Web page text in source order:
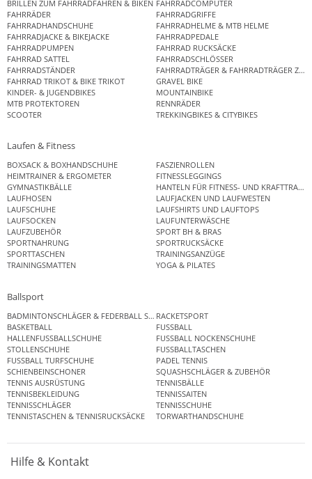
BRILLEN ZUM FAHRRADFAHREN & BIKEN FAHRRADCOMPUTER
FAHRRÄDER
FAHRRADGRIFFE
FAHRRADHANDSCHUHE
FAHRRADHELME & MTB HELME
FAHRRADJACKE & BIKEJACKE
FAHRRADPEDALE
FAHRRADPUMPEN
FAHRRAD RUCKSÄCKE
FAHRRAD SATTEL
FAHRRADSCHLÖSSER
FAHRRADSTÄNDER
FAHRRADTRÄGER & FAHRRADTRÄGER
FAHRRAD TRIKOT & BIKE TRIKOT
GRAVEL BIKE
KINDER- & JUGENDBIKES
MOUNTAINBIKE
MTB PROTEKTOREN
RENNRÄDER
SCOOTER
TREKKINGBIKES & CITYBIKES
Laufen & Fitness
BOXSACK & BOXHANDSCHUHE
FASZIENROLLEN
HEIMTRAINER & ERGOMETER
FITNESSLEGGINGS
GYMNASTIKBÄLLE
HANTELN FÜR FITNESS- UND
LAUFHOSEN
LAUFJACKEN UND LAUFWESTEN
LAUFSCHUHE
LAUFSHIRTS UND LAUFTOPS
LAUFSOCKEN
LAUFUNTERWÄSCHE
LAUFZUBEHÖR
SPORT BH & BRAS
SPORTNAHRUNG
SPORTRUCKSÄCKE
SPORTTASCHEN
TRAININGSANZÜGE
TRAININGSMATTEN
YOGA & PILATES
Ballsport
BADMINTONSCHLÄGER & FEDERBALL SETSRACKETSPORT
BASKETBALL
FUSSBALL
HALLENFUSSBALLSCHUHE
FUSSBALL NOCKENSCHUHE
STOLLENSCHUHE
FUSSBALLTASCHEN
FUSSBALL TURFSCHUHE
PADEL TENNIS
SCHIENBEINSCHONER
SQUASHSCHLÄGER & ZUBEHÖR
TENNIS AUSRÜSTUNG
TENNISBÄLLE
TENNISBEKLEIDUNG
TENNISSAITEN
TENNISSCHLÄGER
TENNISSCHUHE
TENNISTASCHEN & TENNISRUCKSÄCKE
TORWARTHANDSCHUHE
Hilfe & Kontakt